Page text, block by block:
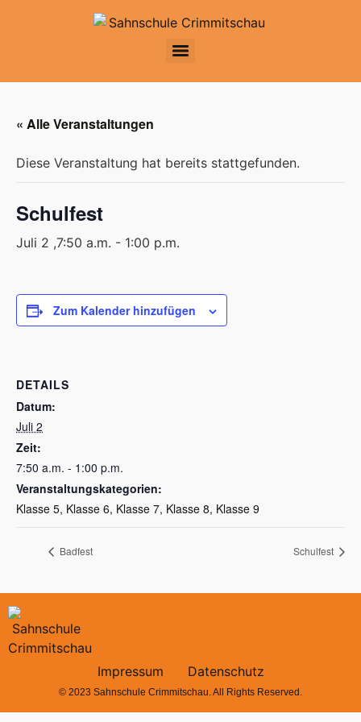
« Alle Veranstaltungen
Diese Veranstaltung hat bereits stattgefunden.
Schulfest
Juli 2 ,7:50 a.m. - 1:00 p.m.
Zum Kalender hinzufügen
DETAILS
Datum:
Juli 2
Zeit:
7:50 a.m. - 1:00 p.m.
Veranstaltungskategorien:
Klasse 5, Klasse 6, Klasse 7, Klasse 8, Klasse 9
Badfest Schulfest
Impressum Datenschutz
© 2023 Sahnschule Crimmitschau. All Rights Reserved.